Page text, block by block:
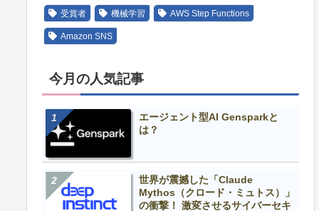
受賞者 機械学習 AWS Step Functions
Amazon SNS
今月の人気記事
エージェント型AI Gensparkと
は？
世界が震撼した「Claude
Mythos（クロード・ミュトス）」
の衝撃！ 激変させるサイバーセキ